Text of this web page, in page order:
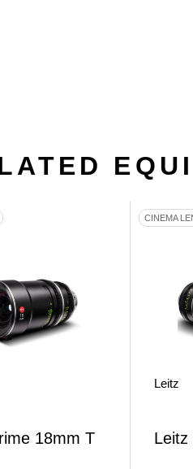
18mm T
CINEMA
Leitz
Leitz